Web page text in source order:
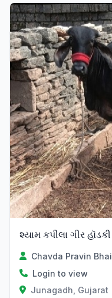
શ્યામ કપીલા ગીર હૉડકી
Chavda Pravin Bhai
Login to view
Junagadh, Gujarat